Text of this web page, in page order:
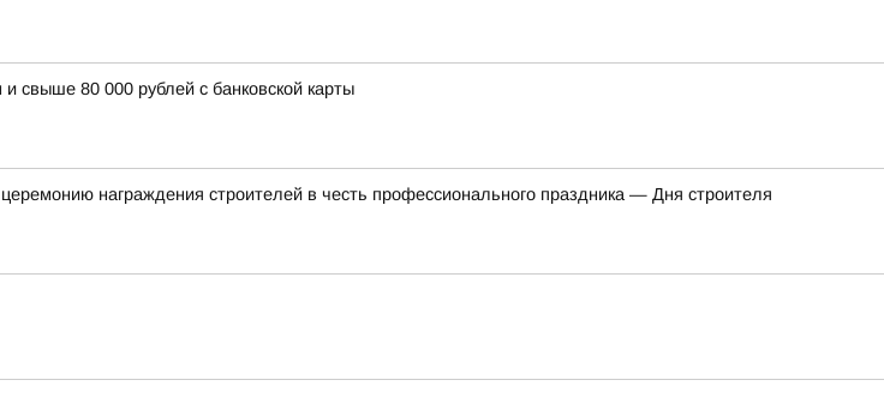
свыше 80 000 рублей с банковской карты
награждения строителей в честь профессионального праздника — Дня строителя